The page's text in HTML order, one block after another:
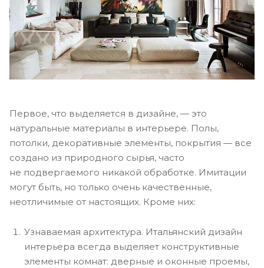
Первое, что выделяется в дизайне, — это
натуральные материалы в интерьере. Полы,
потолки, декоративные элементы, покрытия — все
создано из природного сырья, часто
не подвергаемого никакой обработке. Имитации
могут быть, но только очень качественные,
неотличимые от настоящих. Кроме них:
Узнаваемая архитектура. Итальянский дизайн
интерьера всегда выделяет конструктивные
элементы комнат: дверные и оконные проемы,